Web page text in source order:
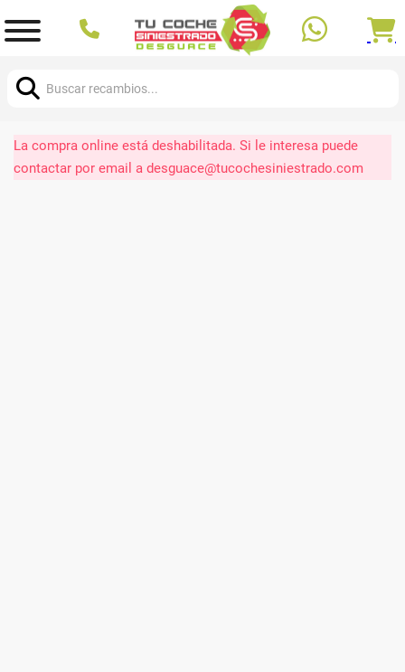
La compra online está deshabilitada. Si le interesa puede
contactar por email a desguace@tucochesiniestrado.com